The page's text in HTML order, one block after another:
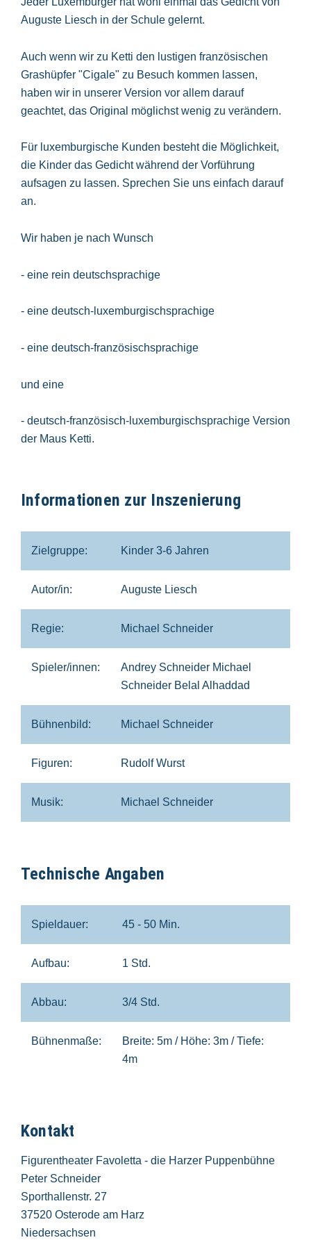
Auguste Liesch in der Schule gelernt.
Auch wenn wir zu Ketti den lustigen französischen
Grashüpfer "Cigale" zu Besuch kommen lassen,
haben wir in unserer Version vor allem darauf
geachtet, das Original möglichst wenig zu verändern.
Für luxemburgische Kunden besteht die Möglichkeit,
die Kinder das Gedicht während der Vorführung
aufsagen zu lassen. Sprechen Sie uns einfach darauf
an.
Wir haben je nach Wunsch
- eine rein deutschsprachige
- eine deutsch-luxemburgischsprachige
- eine deutsch-französischsprachige
und eine
- deutsch-französisch-luxemburgischsprachige Version
der Maus Ketti.
Informationen zur Inszenierung
Zielgruppe: Kinder 3-6 Jahren
Autor/in: Auguste Liesch
Regie: Michael Schneider
Spieler/innen:
Andrey Schneider Michael
Schneider Belal Alhaddad
Bühnenbild: Michael Schneider
Figuren: Rudolf Wurst
Musik: Michael Schneider
Technische Angaben
Spieldauer: 45 - 50 Min.
Aufbau: 1 Std.
Abbau: 3/4 Std.
Bühnenmaße:
Breite: 5m / Höhe: 3m / Tiefe:
4m
Kontakt
Figurentheater Favoletta - die Harzer Puppenbühne
Peter Schneider
Sporthallenstr. 27
37520 Osterode am Harz
Niedersachsen